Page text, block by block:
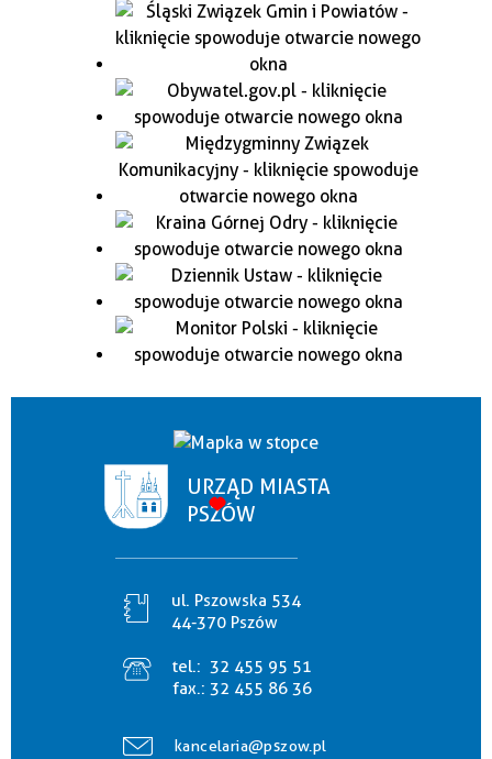
URZĄD MIASTA
PSZÓW
ul. Pszowska 534
44-370 Pszów
tel.: 32 455 95 51
fax.: 32 455 86 36
kancelaria@pszow.pl